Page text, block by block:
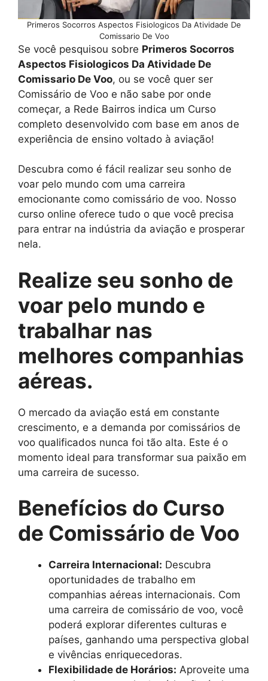
Primeros Socorros Aspectos Fisiologicos Da Atividade De
Comissario De Voo
Se você pesquisou sobre Primeros Socorros
Aspectos Fisiologicos Da Atividade De
Comissario De Voo, ou se você quer ser
Comissário de Voo e não sabe por onde
começar, a Rede Bairros indica um Curso
completo desenvolvido com base em anos de
experiência de ensino voltado à aviação!
Descubra como é fácil realizar seu sonho de
voar pelo mundo com uma carreira
emocionante como comissário de voo. Nosso
curso online oferece tudo o que você precisa
para entrar na indústria da aviação e prosperar
nela.
Realize seu sonho de
voar pelo mundo e
trabalhar nas
melhores companhias
aéreas.
O mercado da aviação está em constante
crescimento, e a demanda por comissários de
voo qualificados nunca foi tão alta. Este é o
momento ideal para transformar sua paixão em
uma carreira de sucesso.
Benefícios do Curso
de Comissário de Voo
Carreira Internacional: Descubra
oportunidades de trabalho em
companhias aéreas internacionais. Com
uma carreira de comissário de voo, você
poderá explorar diferentes culturas e
países, ganhando uma perspectiva global
e vivências enriquecedoras.
Flexibilidade de Horários: Aproveite uma